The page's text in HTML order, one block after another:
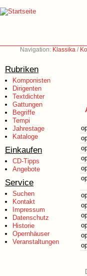
Navigation: Klassika /
Rubriken
Komponisten
Dirigenten
Textdichter
Gattungen
Begriffe
Tempi
Jahrestage
Kataloge
Einkaufen
CD-Tipps
Angebote
Service
Suchen
Kontakt
Impressum
Datenschutz
Historie
Opernhäuser
Veranstaltungen